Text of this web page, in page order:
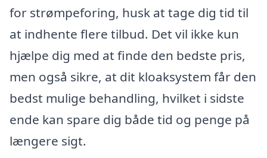
for strømpeforing, husk at tage dig tid til
at indhente flere tilbud. Det vil ikke kun
hjælpe dig med at finde den bedste pris,
men også sikre, at dit kloaksystem får den
bedst mulige behandling, hvilket i sidste
ende kan spare dig både tid og penge på
længere sigt.